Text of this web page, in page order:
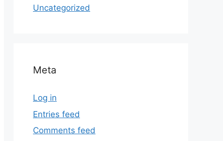
Uncategorized
Meta
Log in
Entries feed
Comments feed